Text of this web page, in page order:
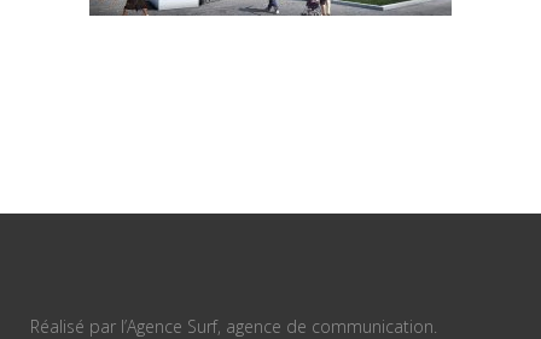
Réalisé par l’Agence Surf, agence de communication.